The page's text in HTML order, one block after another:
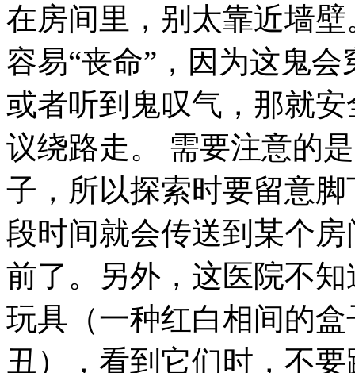
在房间里，别太靠近墙
容易“丧命”，因为这鬼
或者听到鬼叹气，那就
议绕路走。 需要注意的
子，所以探索时要留意
段时间就会传送到某个
前了。另外，这医院不
玩具（一种红白相间的
丑），看到它们时，不